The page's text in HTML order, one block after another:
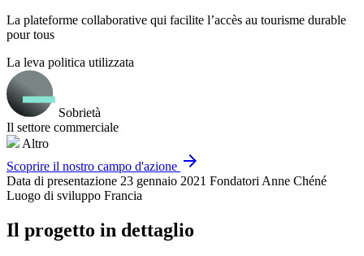
La plateforme collaborative qui facilite l’accès au tourisme durable
pour tous
La leva politica utilizzata
Sobrietà
Il settore commerciale
Altro
Scoprire il nostro campo d'azione arrow_forward
Data di presentazione 23 gennaio 2021 Fondatori Anne Chéné
Luogo di sviluppo Francia
Il progetto in dettaglio